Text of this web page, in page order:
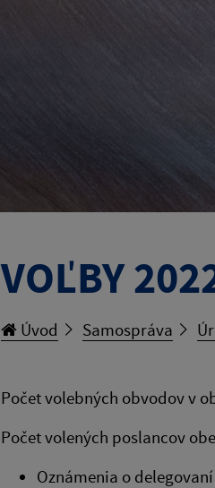
VOĽBY
Úvod Samospráva
Počet volebných obvodov v
Počet volených poslancov
Oznámenia o